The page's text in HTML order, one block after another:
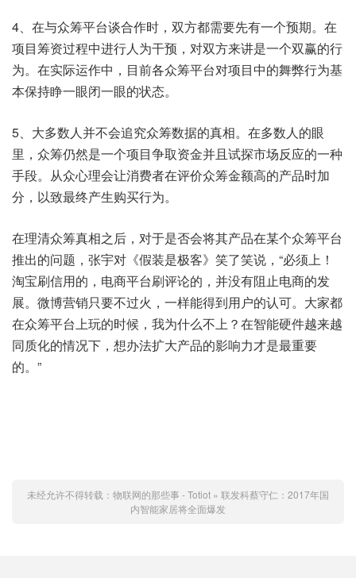
4、在与众筹平台谈合作时，双方都需要先有一个预期。在
项目筹资过程中进行人为干预，对双方来讲是一个双赢的行
为。在实际运作中，目前各众筹平台对项目中的舞弊行为基
本保持睁一眼闭一眼的状态。
5、大多数人并不会追究众筹数据的真相。在多数人的眼
里，众筹仍然是一个项目争取资金并且试探市场反应的一种
手段。从众心理会让消费者在评价众筹金额高的产品时加
分，以致最终产生购买行为。
在理清众筹真相之后，对于是否会将其产品在某个众筹平台
推出的问题，张宇对《假装是极客》笑了笑说，“必须上！
淘宝刷信用的，电商平台刷评论的，并没有阻止电商的发
展。微博营销只要不过火，一样能得到用户的认可。大家都
在众筹平台上玩的时候，我为什么不上？在智能硬件越来越
同质化的情况下，想办法扩大产品的影响力才是最重要
的。”
未经允许不得转载： 物联网的那些事 - Totiot » 联发科蔡守仁：2017年国
内智能家居将全面爆发